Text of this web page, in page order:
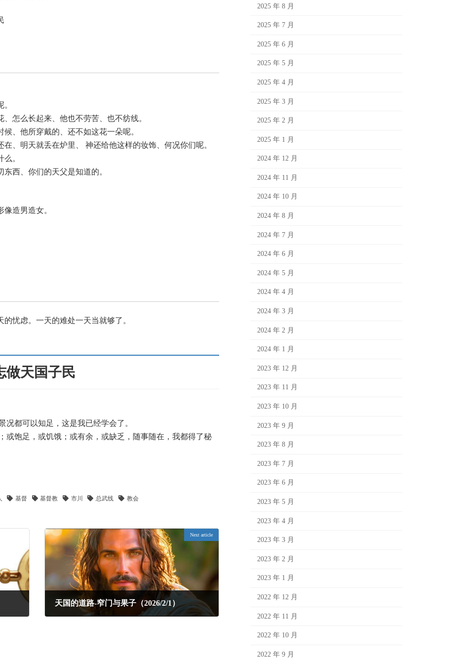
怎么长起来、他也不劳苦、也不纺线。
、他所穿戴的、还不如这花一朵呢。
、明天就丢在炉里、 神还给他这样的妆饰、何况你们呢。
。
西、你们的天父是知道的。
造男造女。
忧虑。一天的难处一天当就够了。
做天国子民
况都可以知足，这是我已经学会了。
或饱足，或饥饿；或有余，或缺乏，随事随在，我都得了秘
基督 基督教 市川 总武线 教会
Next article
天国的道路-窄门与果子（2026/2/1）
2025 年 8 月
2025 年 7 月
2025 年 6 月
2025 年 5 月
2025 年 4 月
2025 年 3 月
2025 年 2 月
2025 年 1 月
2024 年 12 月
2024 年 11 月
2024 年 10 月
2024 年 8 月
2024 年 7 月
2024 年 6 月
2024 年 5 月
2024 年 4 月
2024 年 3 月
2024 年 2 月
2024 年 1 月
2023 年 12 月
2023 年 11 月
2023 年 10 月
2023 年 9 月
2023 年 8 月
2023 年 7 月
2023 年 6 月
2023 年 5 月
2023 年 4 月
2023 年 3 月
2023 年 2 月
2023 年 1 月
2022 年 12 月
2022 年 11 月
2022 年 10 月
2022 年 9 月